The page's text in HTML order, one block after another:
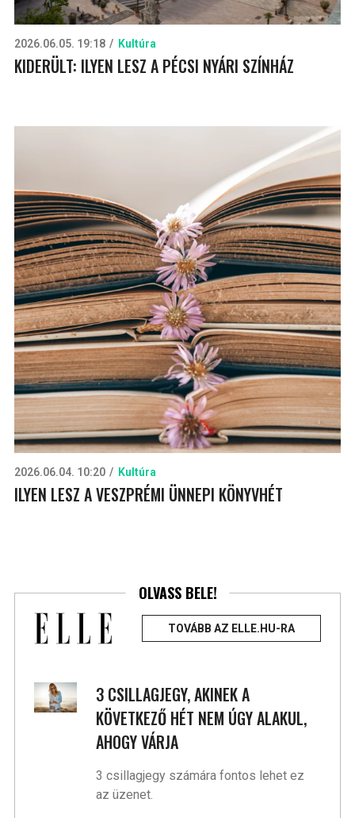
2026.06.05. 19:18 Kultúra
KIDERÜLT: ILYEN LESZ A PÉCSI NYÁRI SZÍNHÁZ
2026.06.04. 10:20 Kultúra
ILYEN LESZ A VESZPRÉMI ÜNNEPI KÖNYVHÉT
OLVASS BELE!
TOVÁBB AZ ELLE.HU-RA
3 CSILLAGJEGY, AKINEK A
KÖVETKEZŐ HÉT NEM ÚGY ALAKUL,
AHOGY VÁRJA
3 csillagjegy számára fontos lehet ez
az üzenet.